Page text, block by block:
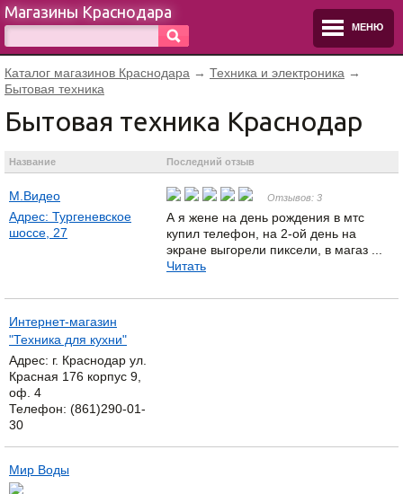
Магазины Краснодара
МЕНЮ
Каталог магазинов Краснодара → Техника и электроника →
Бытовая техника
Бытовая техника Краснодар
Название Последний отзыв
М.Видео
Адрес: Тургеневское
шоссе, 27
Отзывов: 3
А я жене на день рождения в мтс
купил телефон, на 2-ой день на
экране выгорели пиксели, в магаз ...
Читать
Интернет-магазин
"Техника для кухни"
Адрес: г. Краснодар ул.
Красная 176 корпус 9,
оф. 4
Телефон: (861)290-01-
30
Мир Воды